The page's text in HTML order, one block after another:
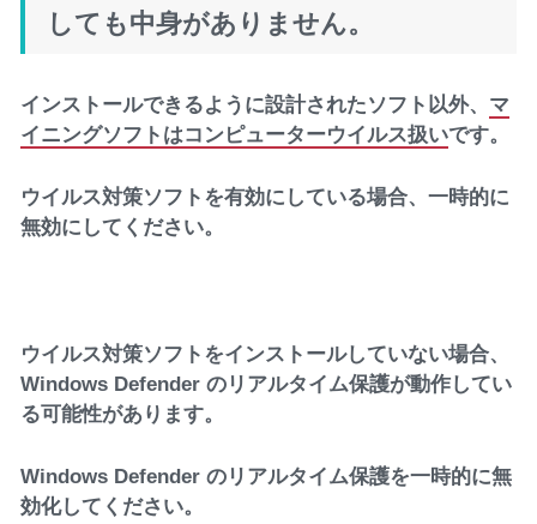
しても中身がありません。
インストールできるように設計されたソフト以外、 マ
イニングソフトはコンピューターウイルス扱いです。
ウイルス対策ソフトを有効にしている場合、一時的に
無効にしてください。
ウイルス対策ソフトをインストールしていない場合、
Windows Defender のリアルタイム保護が動作してい
る可能性があります。
Windows Defender のリアルタイム保護を一時的に無
効化してください。